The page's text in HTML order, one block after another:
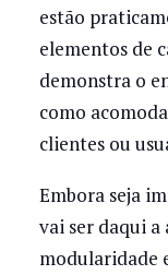
estão
elementos de
demonstra o
como
clientes ou
Embora seja
vai ser daqui a
modularidade